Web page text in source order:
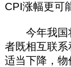
CPI涨幅更可
今年我国将
者既相互联
适当下降，物